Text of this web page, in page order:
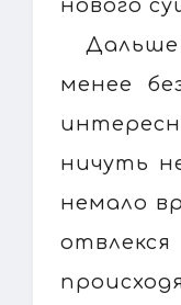
нового
менее
ничуть
немало